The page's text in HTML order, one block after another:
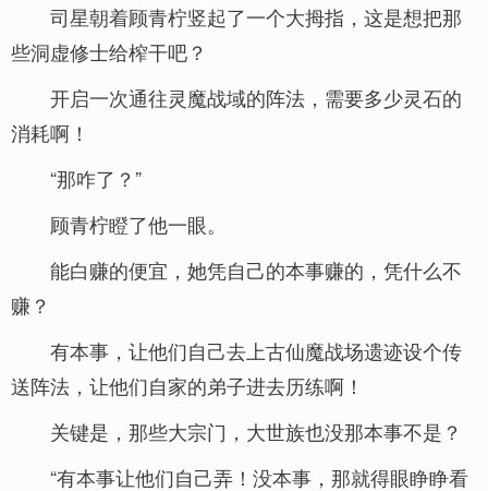
司星朝着顾青柠竖起了一个大拇指，这是想把那
些洞虚修士给榨干吧？
开启一次通往灵魔战域的阵法，需要多少灵石的
消耗啊！
“那咋了？”
顾青柠瞪了他一眼。
能白赚的便宜，她凭自己的本事赚的，凭什么不
赚？
有本事，让他们自己去上古仙魔战场遗迹设个传
送阵法，让他们自家的弟子进去历练啊！
关键是，那些大宗门，大世族也没那本事不是？
“有本事让他们自己弄！没本事，那就得眼睁睁看